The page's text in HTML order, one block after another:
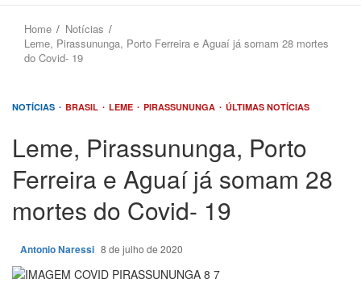
Home
Notícias
Leme, Pirassununga, Porto Ferreira e Aguaí já somam 28 mortes
do Covid- 19
NOTÍCIAS BRASIL LEME PIRASSUNUNGA ÚLTIMAS NOTÍCIAS
Leme, Pirassununga, Porto
Ferreira e Aguaí já somam 28
mortes do Covid- 19
Antonio Naressi 8 de julho de 2020